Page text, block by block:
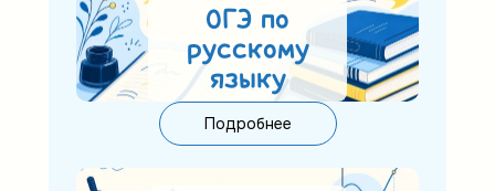
ОГЭ по
русскому
языку
Подробнее